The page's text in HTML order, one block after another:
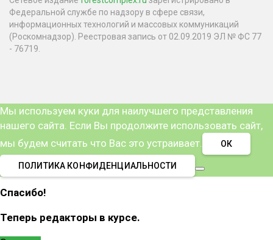
Федеральной службе по надзору в сфере связи,
информационных технологий и массовых коммуникаций
(Роскомнадзор). Реестровая запись от 02.09.2019 ЭЛ № ФС 77
- 76719.
Мы используем куки для наилучшего представления
нашего сайта. Если Вы продолжите использовать сайт,
мы будем считать что Вас это устраивает.
ОК
ПОЛИТИКА КОНФИДЕНЦИАЛЬНОСТИ
Спасибо!
Теперь редакторы в курсе.